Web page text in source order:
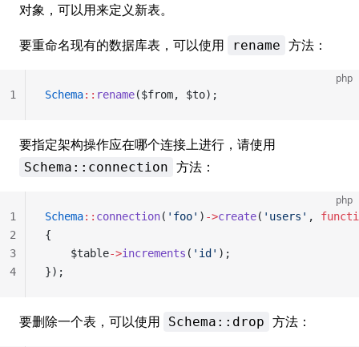
对象，可以用来定义新表。
要重命名现有的数据库表，可以使用
rename 方法：
php
Schema:: rename($from, $to);
1
要指定架构操作应在哪个连接上进行，请使用
Schema::connection 方法：
php
Schema:: connection( 'foo' ) ->create( 'users' ,
{
	$table
->increments ( 'id' );
});
1
2
3
4
要删除一个表，可以使用 Schema::drop 方法：